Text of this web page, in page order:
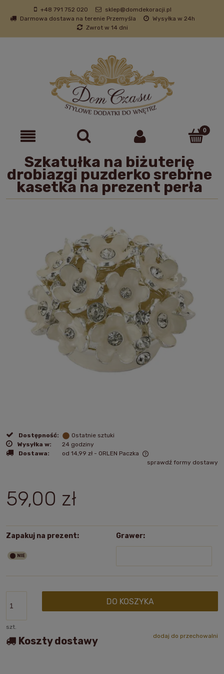
+48 791 752 020
sklep@domdekoracji.pl
Darmowa dostawa na terenie Przemyśla
Wysyłka w 24h
Zwrot w 14 dni
Szkatułka na biżuterię
drobiazgi puzderko srebrne
kasetka na prezent perła
Dostępność:
Ostatnie sztuki
Wysyłka w:
24 godziny
Dostawa:
od 14,99 zł - ORLEN Paczka
Cena nie zawiera ewentualnych kosztów płatnościsprawdź formy dostawy
59,00 zł
Zapakuj na prezent: Grawer:
szt.
DO KOSZYKA
dodaj do przechowalni
Koszty dostawy